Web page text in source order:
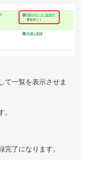
て一覧を表示させま
完了になります。